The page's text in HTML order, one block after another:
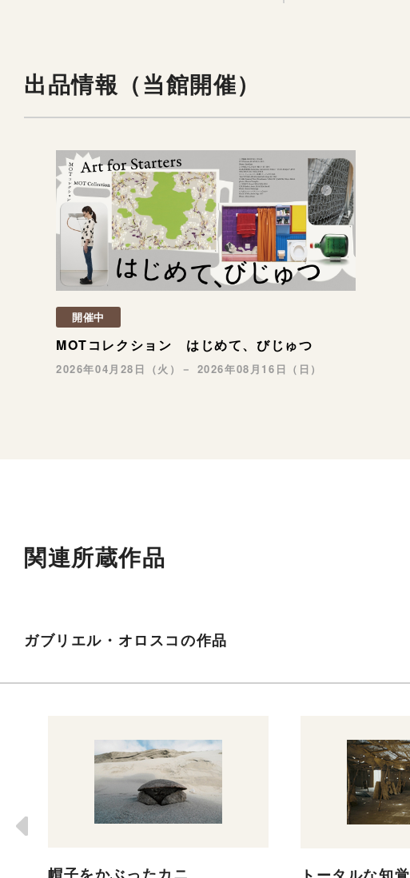
出品情報（当館開催）
開催中
MOTコレクション はじめて、びじゅつ
2026年04月28日（火）－ 2026年08月16日（日）
関連所蔵作品
ガブリエル・オロスコの作品